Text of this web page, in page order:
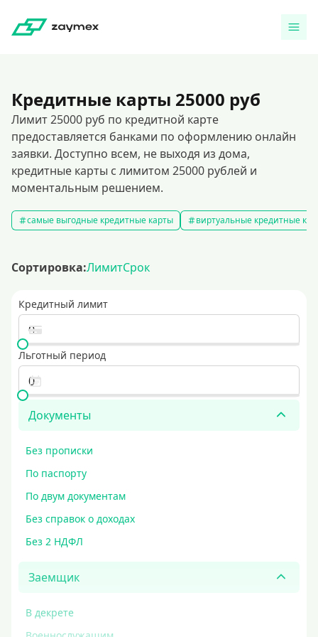
Кредитные карты 25000 руб
Лимит 25000 руб по кредитной карте
предоставляется банками по оформлению онлайн
заявки. Доступно всем, не выходя из дома,
кредитные карты с лимитом 25000 рублей и
моментальным решением.
самые выгодные кредитные карты виртуальные кредитные
Сортировка:ЛимитСрок
Кредитный лимит
Льготный период
Документы
Без прописки
По паспорту
По двум документам
Без справок о доходах
Без 2 НДФЛ
Заемщик
В декрете